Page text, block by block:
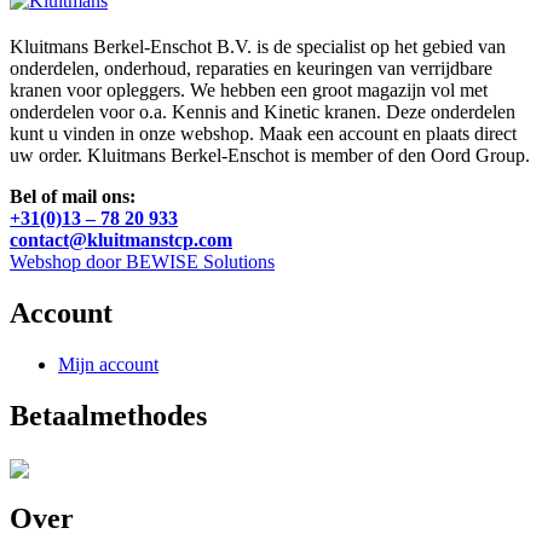
Kluitmans Berkel-Enschot B.V. is de specialist op het gebied van
onderdelen, onderhoud, reparaties en keuringen van verrijdbare
kranen voor opleggers. We hebben een groot magazijn vol met
onderdelen voor o.a. Kennis and Kinetic kranen. Deze onderdelen
kunt u vinden in onze webshop. Maak een account en plaats direct
uw order. Kluitmans Berkel-Enschot is member of den Oord Group.
Bel of mail ons:
+31(0)13 – 78 20 933
contact@kluitmanstcp.com
Webshop door BEWISE Solutions
Account
Mijn account
Betaalmethodes
Over